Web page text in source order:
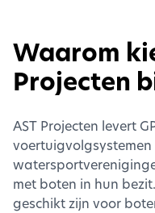
Waarom
Projecten
AST Projecten levert
met boten in hun
geschikt zijn voor